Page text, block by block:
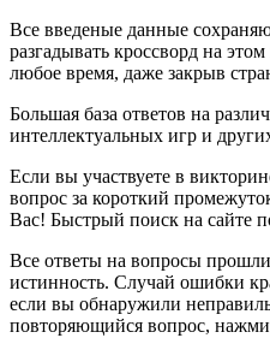
Все введеные данные
разгадывать кроссворд на
любое время, даже закрыв
Большая база ответов на
интеллектуальных игр и
Если вы участвуете в
вопрос за короткий
Вас! Быстрый поиск на сайте
Все ответы на вопросы
истинность. Случай ошибки
если вы обнаружили
повторяющийся вопрос,